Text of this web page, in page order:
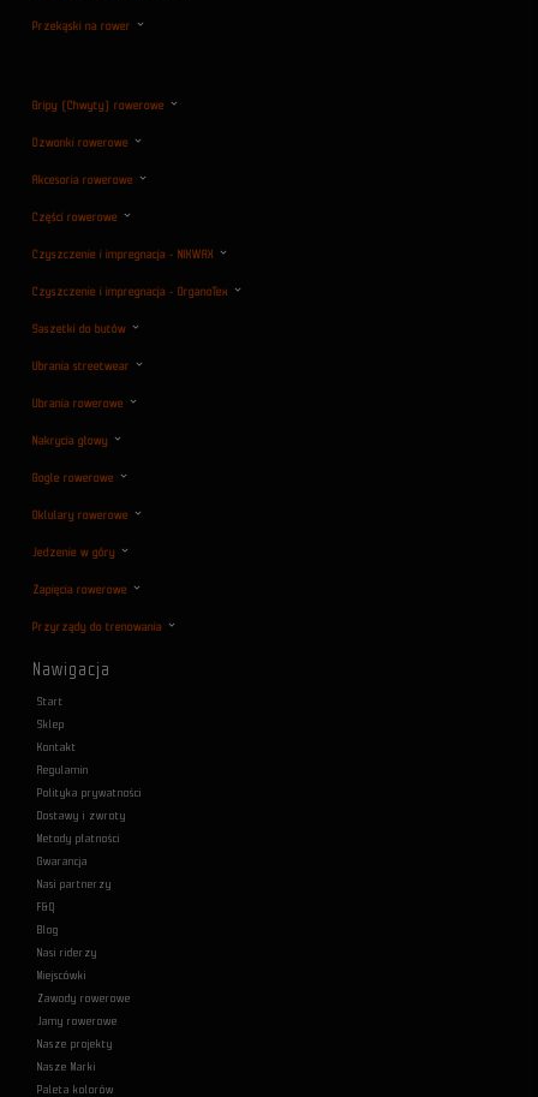
Przekąski na rower
Gripy (Chwyty) rowerowe
Dzwonki rowerowe
Akcesoria rowerowe
Części rowerowe
Czyszczenie i impregnacja - NIKWAX
Czyszczenie i impregnacja - OrganoTex
Saszetki do butów
Ubrania streetwear
Ubrania rowerowe
Nakrycia głowy
Gogle rowerowe
Oklulary rowerowe
Jedzenie w góry
Zapięcia rowerowe
Przyrządy do trenowania
Nawigacja
Start
Sklep
Kontakt
Regulamin
Polityka prywatności
Dostawy i zwroty
Metody płatności
Gwarancja
Nasi partnerzy
F&Q
Blog
Nasi riderzy
Miejscówki
Zawody rowerowe
Jamy rowerowe
Nasze projekty
Nasze Marki
Paleta kolorów